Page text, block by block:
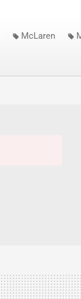
McLaren